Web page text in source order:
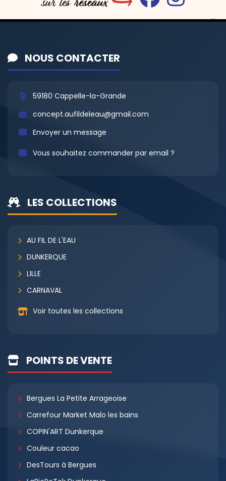
NOUS CONTACTER
59180 Cappelle-la-Grande
concept.aufildeleau@gmail.com
Envoyer un message
Vous souhaitez commander par email ?
LES COLLECTIONS
AU FIL DE L'EAU
DUNKERQUE
LILLE
CARNAVAL
Voir toutes les collections
POINTS DE VENTE
Bergues La Petite Arrageoise
Carrefour Market Malo les bains
COPIN'ART Dunkerque
Couleur cacao
DesTours à Bergues